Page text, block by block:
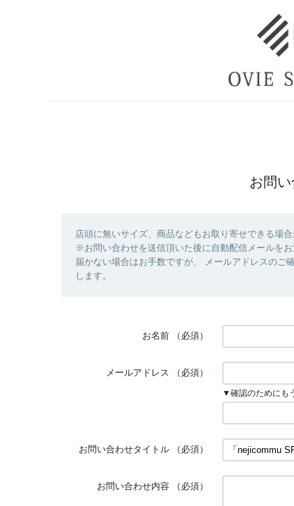
お問
店頭に無いサイズ、商品などもお取り寄せできる場
※お問い合わせを送信頂いた後に自動配信メールを
届かない場合はお手数ですが、 メールアドレスのご
します。
お名前 （必須）
メールアドレス （必須）
▼確認のためにも
お問い合わせタイトル （必須）
お問い合わせ内容 （必須）